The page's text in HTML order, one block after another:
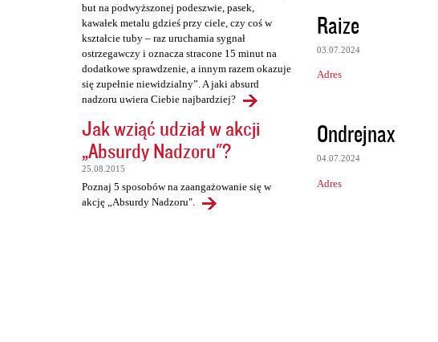
but na podwyższonej podeszwie, pasek,
kawałek metalu gdzieś przy ciele, czy coś w
kształcie tuby – raz uruchamia sygnał
ostrzegawczy i oznacza stracone 15 minut na
dodatkowe sprawdzenie, a innym razem okazuje
się zupełnie niewidzialny”. A jaki absurd
nadzoru uwiera Ciebie najbardziej?
Jak wziąć udział w akcji
„Absurdy Nadzoru"?
25.08.2015
Poznaj 5 sposobów na zaangażowanie się w
akcję „Absurdy Nadzoru".
Raize
03.07.2024
Adres
Ondrejnax
04.07.2024
Adres